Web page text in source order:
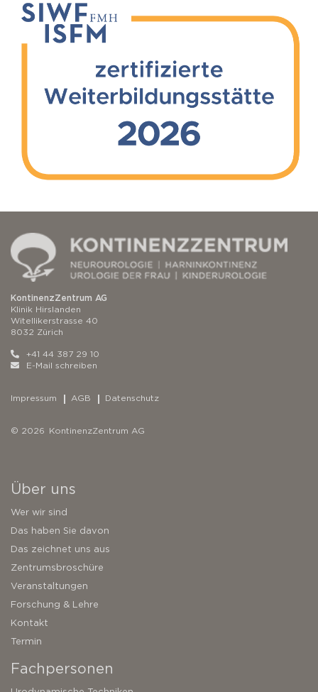
KontinenzZentrum AG
Klinik Hirslanden
Witellikerstrasse 40
8032 Zürich
+41 44 387 29 10
E-Mail schreiben
Impressum AGB Datenschutz
© 2026 KontinenzZentrum AG
Über uns
Wer wir sind
Das haben Sie davon
Das zeichnet uns aus
Zentrumsbroschüre
Veranstaltungen
Forschung & Lehre
Kontakt
Termin
Fachpersonen